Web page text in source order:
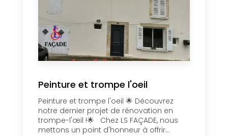
Peinture et trompe l'oeil
Peinture et trompe l'oeil 🌟 Découvrez
notre dernier projet de rénovation en
trompe-l'œil !🌟 Chez LS FAÇADE, nous
mettons un point d'honneur à offrir...